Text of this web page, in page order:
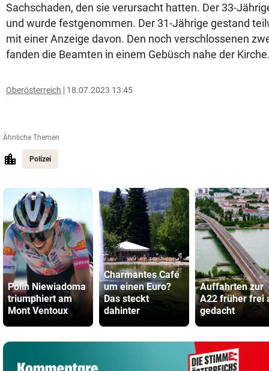
Sachschaden, den sie verursacht hatten. Der 33-
und wurde festgenommen. Der 31-Jährige gestand
mit einer Anzeige davon. Den noch verschlossenen
fanden die Beamten in einem Gebüsch nahe der Kirche.
Oberösterreich 18.07.2023 13:45
Ähnliche Themen
Polizei
Polin Niewiadoma
triumphiert am
Mont Ventoux
Charmantes Café
um einen Euro?
Das steckt
dahinter
Auffahrten zur
A22 früher frei
gedacht